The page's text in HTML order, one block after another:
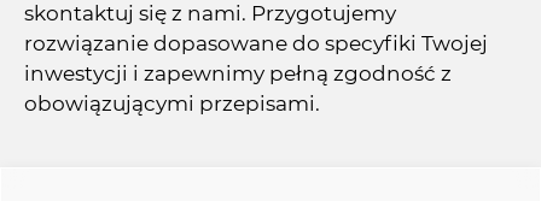
skontaktuj się z nami. Przygotujemy
rozwiązanie dopasowane do specyfiki Twojej
inwestycji i zapewnimy pełną zgodność z
obowiązującymi przepisami.